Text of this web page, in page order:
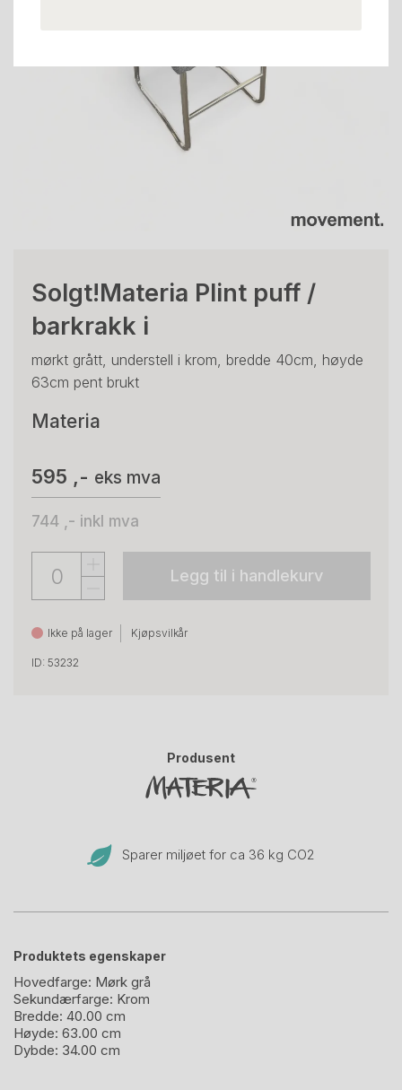
Solgt!Materia Plint puff /
barkrakk i
mørkt grått, understell i krom, bredde 40cm, høyde
63cm pent brukt
Materia
595 ,- eks mva
744 ,- inkl mva
Legg til i handlekurv
Ikke på lager Kjøpsvilkår
ID: 53232
Produsent
Sparer miljøet for ca 36 kg CO2
Produktets egenskaper
Hovedfarge: Mørk grå
Sekundærfarge: Krom
Bredde: 40.00 cm
Høyde: 63.00 cm
Dybde: 34.00 cm